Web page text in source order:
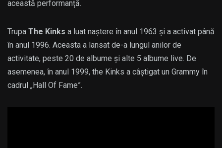
această performanță.
Trupa The Kinks a luat naștere în anul 1963 și a activat până
în anul 1996. Aceasta a lansat de-a lungul anilor de
activitate, peste 20 de albume și alte 5 albume live. De
asemenea, în anul 1999, the Kinks a câștigat un Grammy în
cadrul „Hall Of Fame”.